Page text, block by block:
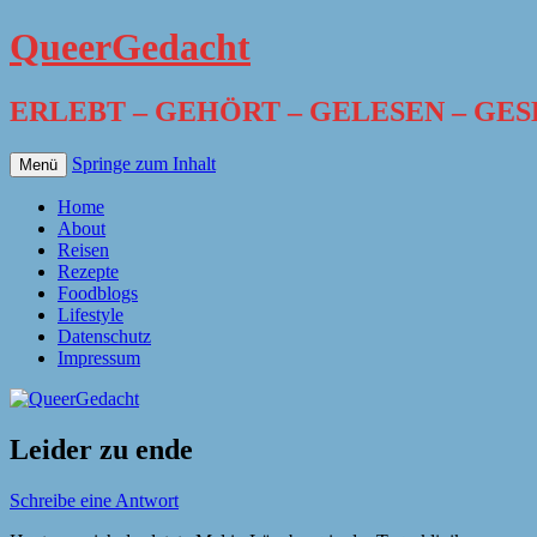
QueerGedacht
ERLEBT – GEHÖRT – GELESEN –
Menü Springe zum Inhalt
Home
About
Reisen
Rezepte
Foodblogs
Lifestyle
Datenschutz
Impressum
Leider zu ende
Schreibe eine Antwort